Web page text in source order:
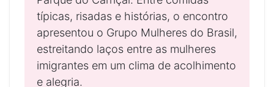
típicas, risadas e histórias, o encontro
apresentou o Grupo Mulheres do Brasil,
estreitando laços entre as mulheres
imigrantes em um clima de acolhimento
e alegria.